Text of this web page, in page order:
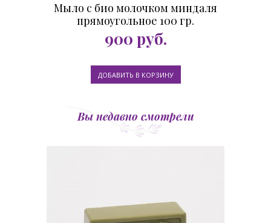
Мыло с био молочком миндаля
прямоугольное 100 гр.
900 руб.
Вы недавно смотрели